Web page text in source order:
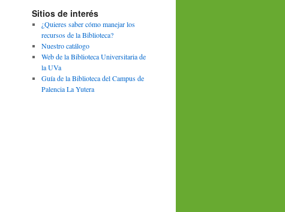
Sitios de interés
¿Quieres saber cómo manejar los
recursos de la Biblioteca?
Nuestro catálogo
Web de la Biblioteca Universitaria de
la UVa
Guía de la Biblioteca del Campus de
Palencia La Yutera